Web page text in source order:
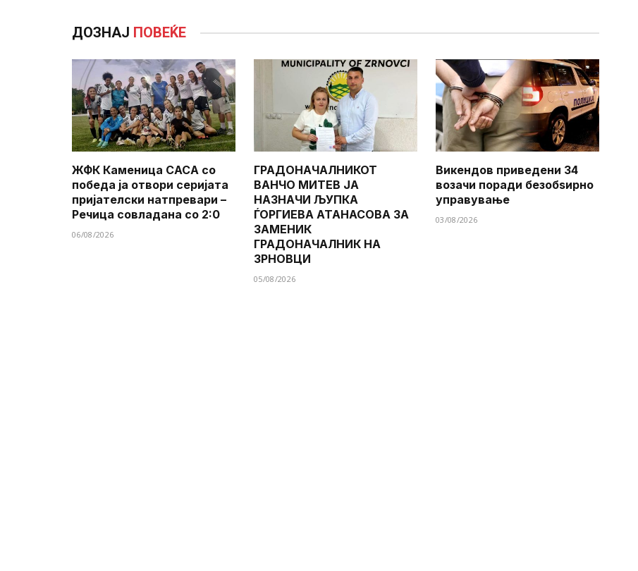
ДОЗНАЈ ПОВЕЌЕ
ЖФК Каменица САСА со
победа ја отвори серијата
пријателски натпревари –
Речица совладана со 2:0
06/08/2026
ГРАДОНАЧАЛНИКОТ
ВАНЧО МИТЕВ ЈА
НАЗНАЧИ ЉУПКА
ЃОРГИЕВА АТАНАСОВА ЗА
ЗАМЕНИК
ГРАДОНАЧАЛНИК НА
ЗРНОВЦИ
05/08/2026
Викендов приведени 34
возачи поради безобѕирно
управување
03/08/2026